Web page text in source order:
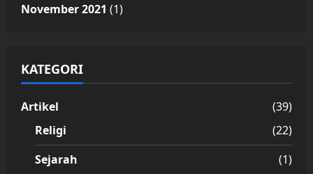
November 2021 (1)
KATEGORI
Artikel
(39)
Religi
(22)
Sejarah
(1)